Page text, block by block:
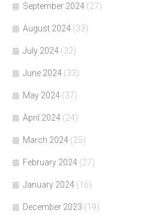
September 2024 (27)
August 2024 (33)
July 2024 (32)
June 2024 (33)
May 2024 (37)
April 2024 (24)
March 2024 (25)
February 2024 (27)
January 2024 (16)
December 2023 (19)